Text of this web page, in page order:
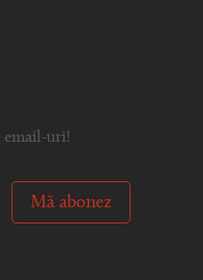
email-uri!
Mă abonez